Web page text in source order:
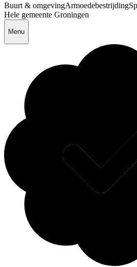
Buurt & omgevingArmoedebestrijding
Hele gemeente Groningen
Menu